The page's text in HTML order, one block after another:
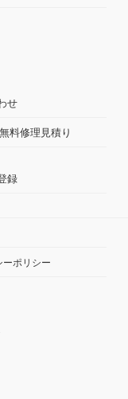
せ
料修理見積り
録
ーポリシー